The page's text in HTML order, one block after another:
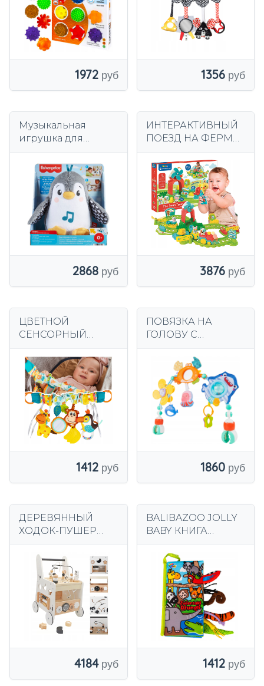
1972 1356
Музыкальная
игрушка для
Кивачек HNC10
Fisher-Price
2868
ИНТЕРАКТИВНЫЙ
ПОЕЗД НА ФЕРМЕ
ПОЕЗД ДЛЯ ДЕТЕЙ
ПОДАРОЧНЫЙ
ТРЕК CLE 12+
3876
ЦВЕТНОЙ
СЕНСОРНЫЙ
ДЛЯ КОЛЯСКИ —
BALIBAZOO 82818
1412
ПОВЯЗКА НА
ГОЛОВУ С
ИГРУШКИ,
ПОГРЕМУШКИ
ДЛЯ ДЕТСКОЙ
КРОВАТКИ,
КОЛЯСКИ ДЛЯ
ЖИВОТНЫХ
1860
ДЕРЕВЯННЫЙ
ХОДОК-ПУШЕР
ЫЙ КУБ 6 в 1
СОРТЕР СЧЕТЫ
ОБРАЗОВАТЕЛЬН
ЫЙ СТОЛ
4184
BALIBAZOO JOLLY
BABY КНИГА
ДЖУНГЛЕЙ
1412